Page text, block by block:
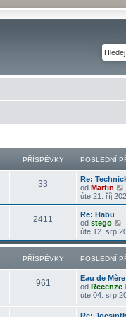
PŘÍSPĚVKY POSLEDNÍ
33
Re:
od Martin
t
l
í
úte 21. říj
2411
Re: Habu
od stego
o
b
r
a
t
p
o
s
úte 12. srp
PŘÍSPĚVKY POSLEDNÍ
961
Eau de
od Recenze
úte 04. srp